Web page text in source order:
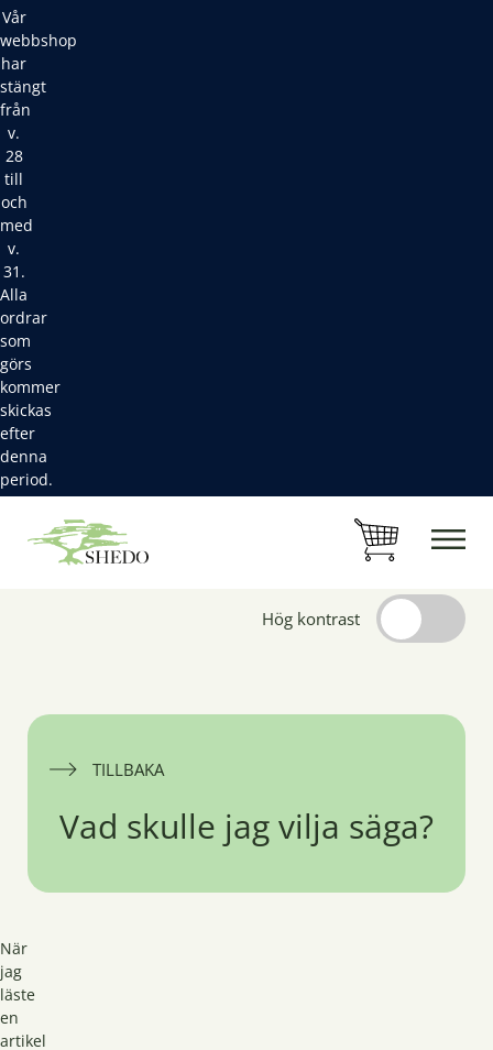
Vår
webbshop
har
stängt
från
v.
28
till
och
med
v.
31.
Alla
ordrar
som
görs
kommer
skickas
efter
denna
period.
Hög kontrast
TILLBAKA
Vad skulle jag vilja säga?
När
jag
läste
en
artikel